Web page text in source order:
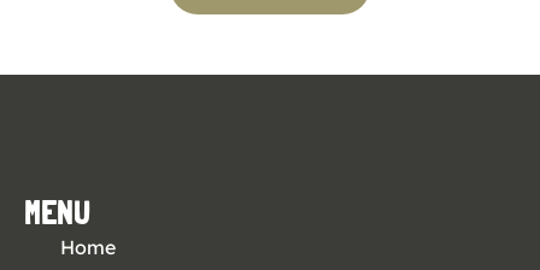
MENU
Home